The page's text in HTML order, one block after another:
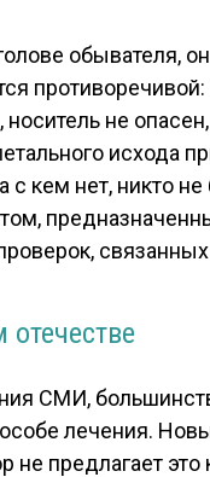
обывателя,
не
исхода
с кем нет, никто не
СМИ,
лечения.
предлагает это